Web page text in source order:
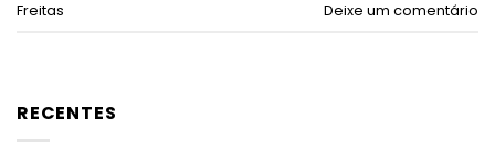
RECENTES
Freitas
Deixe um comentário